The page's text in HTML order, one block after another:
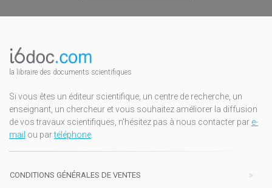
la libraire des documents scientifiques
Si vous êtes un éditeur scientifique, un centre de recherche, un
enseignant, un chercheur et vous souhaitez améliorer la diffusion
de vos travaux scientifiques, n'hésitez pas à nous contacter par e-
mail ou partéléphone
CONDITIONS GÉNÉRALES DE VENTES